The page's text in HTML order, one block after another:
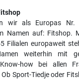
wir als Europas Nr.
Namen auf: Fitshop.
Filialen europaweit
weiterhin mit
how bei allen
Sport-Tiedje oder